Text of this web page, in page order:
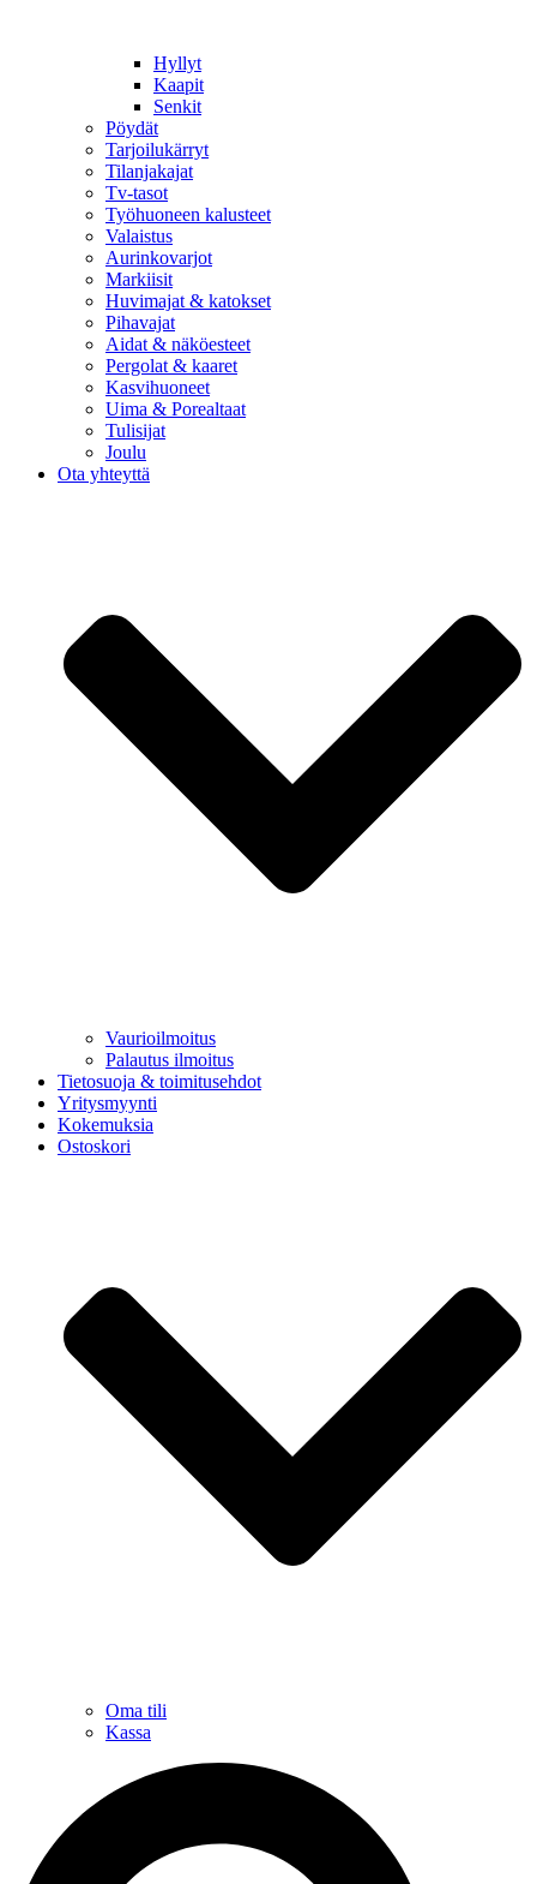
Hyllyt
Kaapit
Senkit
Pöydät
Tarjoilukärryt
Tilanjakajat
Tv-tasot
Työhuoneen kalusteet
Valaistus
Aurinkovarjot
Markiisit
Huvimajat & katokset
Pihavajat
Aidat & näköesteet
Pergolat & kaaret
Kasvihuoneet
Uima & Porealtaat
Tulisijat
Joulu
Ota yhteyttä
Vaurioilmoitus
Palautus ilmoitus
Tietosuoja & toimitusehdot
Yritysmyynti
Kokemuksia
Ostoskori
Oma tili
Kassa